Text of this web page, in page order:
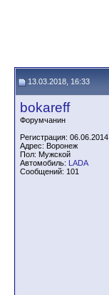
13.03.2018, 16:33
bokareff
Форумчанин
Регистрация: 06.06.2014
Адрес: Воронеж
Пол: Мужской
Автомобиль: LADA
Сообщений: 101